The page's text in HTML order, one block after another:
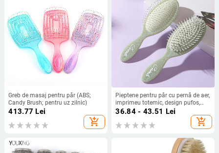
Greb de masaj pentru păr (ABS;
Candy Brush; pentru uz zilnic)
413.77 Lei
add_shopping_cart
Pieptene pentru păr cu pernă de aer,
imprimeu totemic, design pufos,
material plastic, calitate înaltă
36.84 - 43.51 Lei
add_shopping_cart